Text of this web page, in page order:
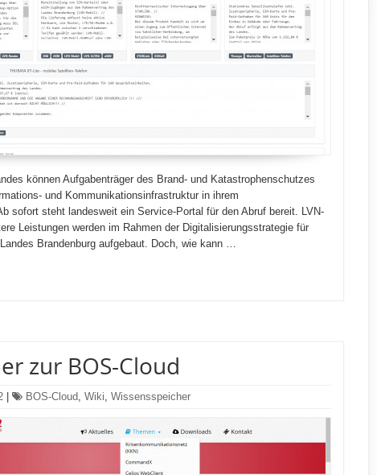
können Aufgabenträger des Brand- und Katastrophenschutzes
und Kommunikationsinfrastruktur in ihrem
sofort steht landesweit ein Service-Portal für den Abruf bereit. LVN-
Leistungen werden im Rahmen der Digitalisierungsstrategie für
Brandenburg aufgebaut. Doch, wie kann …
zur BOS-Cloud
BOS-Cloud, Wiki, Wissensspeicher